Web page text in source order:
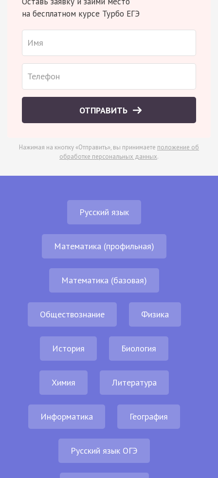
на бесплатном курсе Турбо ЕГЭ
ОТПРАВИТЬ
Нажимая на кнопку «Отправить», вы принимаете положение об
обработке персональных данных.
Русский язык
Математика (профильная)
Математика (базовая)
Обществознание Физика
История Биология
Химия Литература
Информатика География
Русский язык ОГЭ